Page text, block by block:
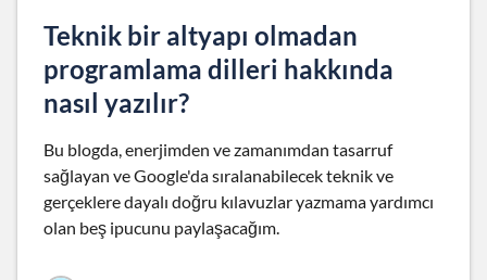
Teknik bir altyapı olmadan
programlama dilleri hakkında
nasıl yazılır?
Bu blogda, enerjimden ve zamanımdan tasarruf
sağlayan ve Google'da sıralanabilecek teknik ve
gerçeklere dayalı doğru kılavuzlar yazmama yardımcı
olan beş ipucunu paylaşacağım.